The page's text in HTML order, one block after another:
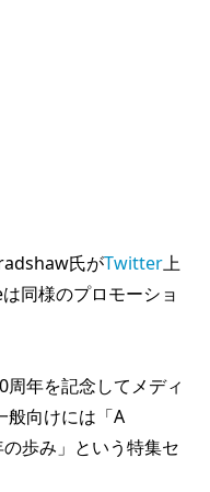
氏がTwitter上
同様のプロモーショ
年を記念してメディ
般向けには「A
歩み」という特集セ